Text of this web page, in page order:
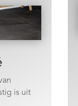
is uit